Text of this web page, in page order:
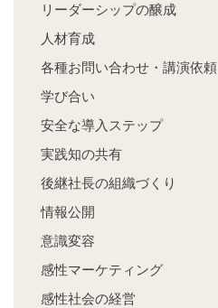
リーダーシップの醸成
人材育成
各種お問い合わせ・講演依頼
学び合い
安全な導入ステップ
実践知の共有
後継社長の組織づくり
情報公開
意識変容
感性マーケティング
感性社会の経営